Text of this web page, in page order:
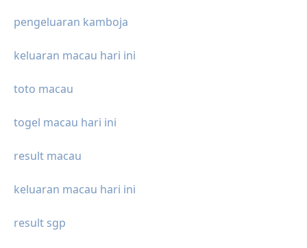
pengeluaran kamboja
keluaran macau hari ini
toto macau
togel macau hari ini
result macau
keluaran macau hari ini
result sgp